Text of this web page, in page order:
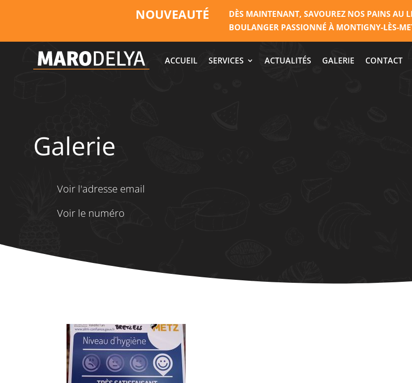
NOUVEAUTÉ
DÈS MAINTENANT, SAVOUREZ NOS PAINS AU
BOULANGER PASSIONNÉ À MONTIGNY-LÈS-
ACCUEIL SERVICES ACTUALITÉS GALERIE CONTACT
Galerie
Voir l'adresse email
Voir le numéro